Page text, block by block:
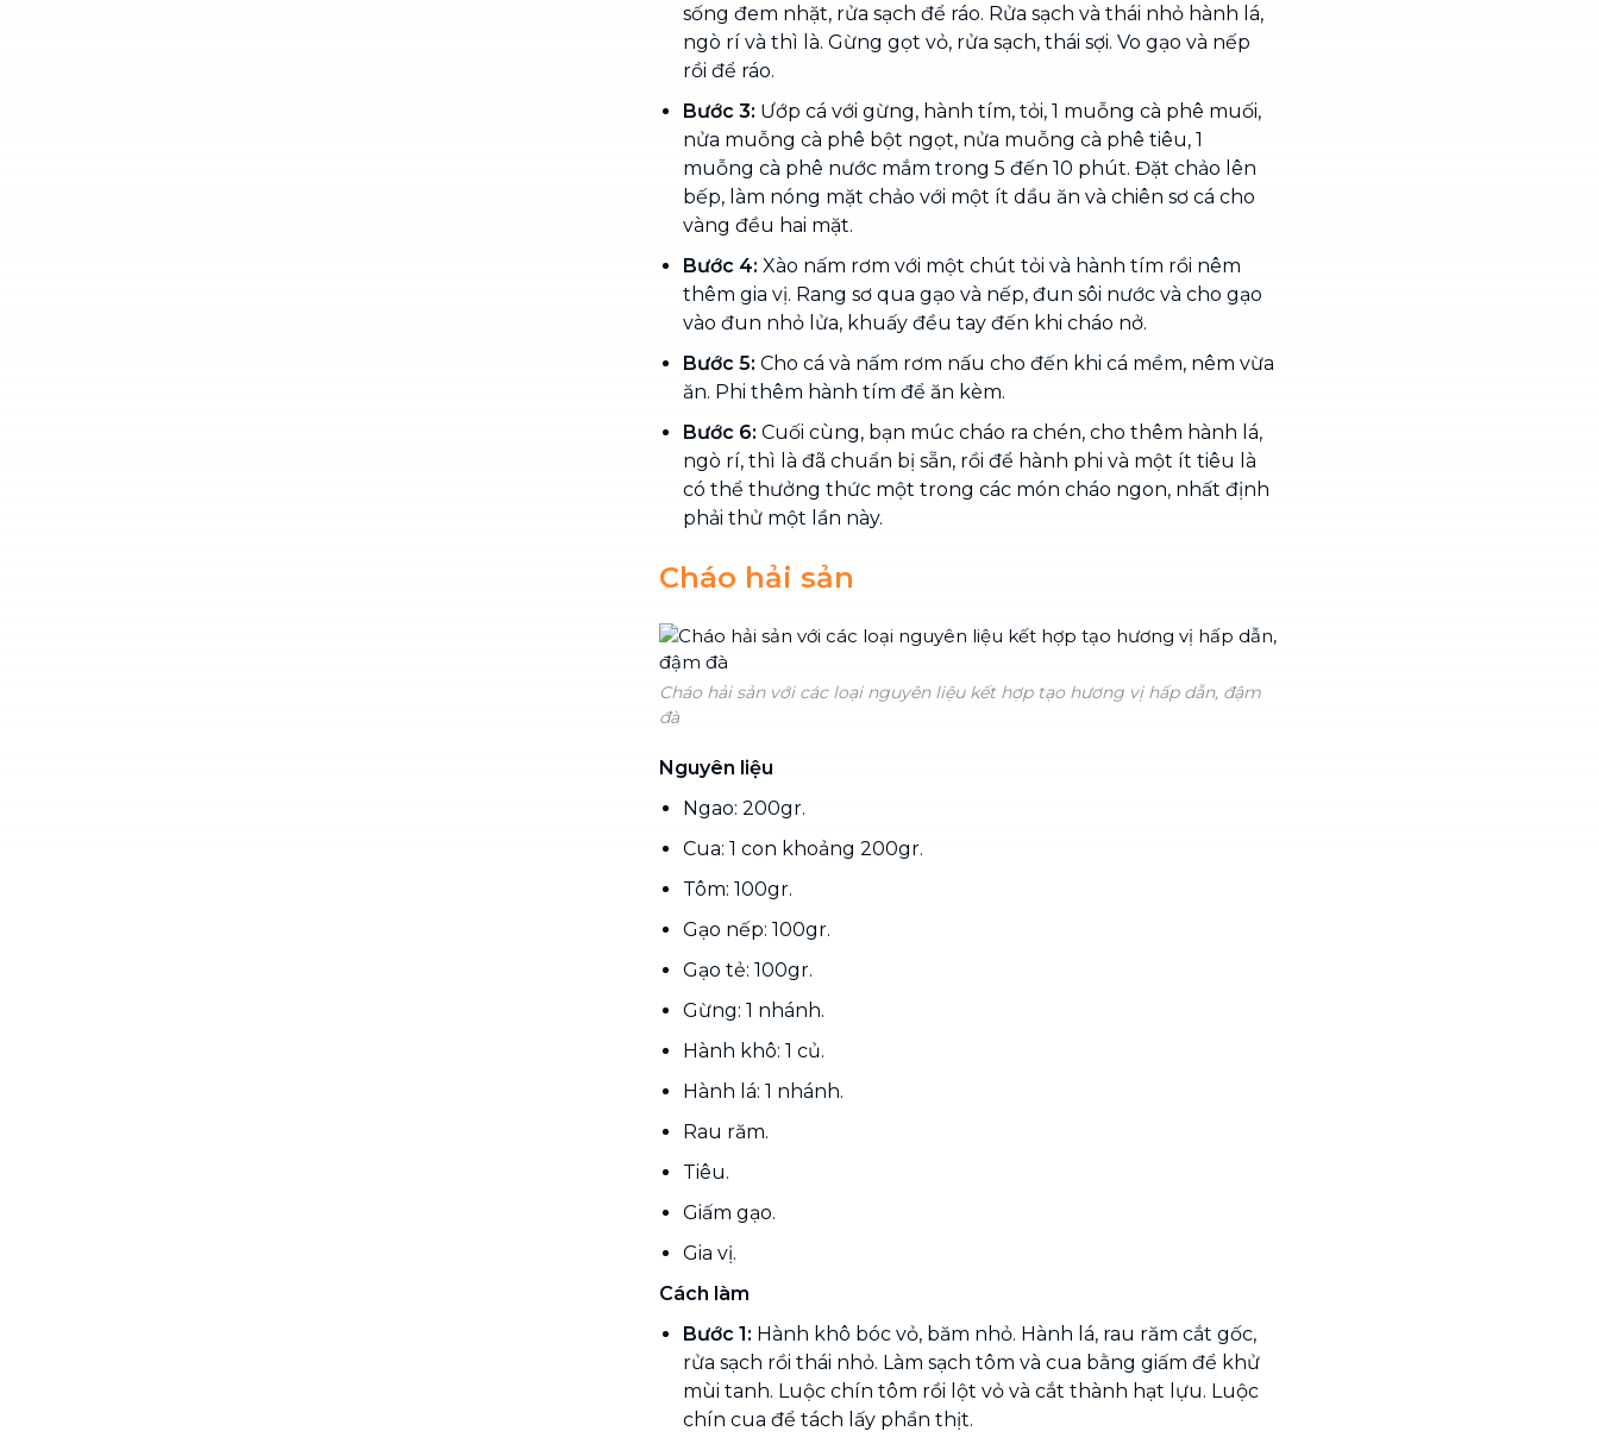
sống đem nhặt, rửa sạch để ráo. Rửa sạch và thái nhỏ hành lá,
ngò rí và thì là. Gừng gọt vỏ, rửa sạch, thái sợi. Vo gạo và nếp
rồi để ráo.
Bước 3: Ướp cá với gừng, hành tím, tỏi, 1 muỗng cà phê muối,
nửa muỗng cà phê bột ngọt, nửa muỗng cà phê tiêu, 1
muỗng cà phê nước mắm trong 5 đến 10 phút. Đặt chảo lên
bếp, làm nóng mặt chảo với một ít dầu ăn và chiên sơ cá cho
vàng đều hai mặt.
Bước 4: Xào nấm rơm với một chút tỏi và hành tím rồi nêm
thêm gia vị. Rang sơ qua gạo và nếp, đun sôi nước và cho gạo
vào đun nhỏ lửa, khuấy đều tay đến khi cháo nở.
Bước 5: Cho cá và nấm rơm nấu cho đến khi cá mềm, nêm vừa
ăn. Phi thêm hành tím để ăn kèm.
Bước 6: Cuối cùng, bạn múc cháo ra chén, cho thêm hành lá,
ngò rí, thì là đã chuẩn bị sẵn, rồi để hành phi và một ít tiêu là
có thể thưởng thức một trong các món cháo ngon, nhất định
phải thử một lần này.
Cháo hải sản
Cháo hải sản với các loại nguyên liệu kết hợp tạo hương vị hấp dẫn, đậm
đà
Nguyên liệu
Ngao: 200gr.
Cua: 1 con khoảng 200gr.
Tôm: 100gr.
Gạo nếp: 100gr.
Gạo tẻ: 100gr.
Gừng: 1 nhánh.
Hành khô: 1 củ.
Hành lá: 1 nhánh.
Rau răm.
Tiêu.
Giấm gạo.
Gia vị.
Cách làm
Bước 1: Hành khô bóc vỏ, băm nhỏ. Hành lá, rau răm cắt gốc,
rửa sạch rồi thái nhỏ. Làm sạch tôm và cua bằng giấm để khử
mùi tanh. Luộc chín tôm rồi lột vỏ và cắt thành hạt lựu. Luộc
chín cua để tách lấy phần thịt.